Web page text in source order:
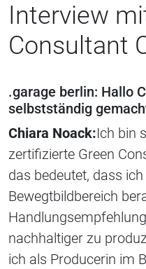
Interview
Consultant
.garage berlin: Hallo
selbstständig
Chiara Noack:Ich bin
zertifizierte Green
das bedeutet, dass
Bewegtbildbereich
nachhaltiger zu
ich als Producerin im